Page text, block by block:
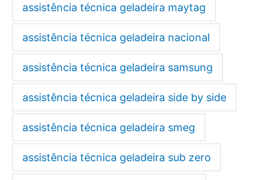
assistência técnica geladeira maytag
assistência técnica geladeira nacional
assistência técnica geladeira samsung
assistência técnica geladeira side by side
assistência técnica geladeira smeg
assistência técnica geladeira sub zero